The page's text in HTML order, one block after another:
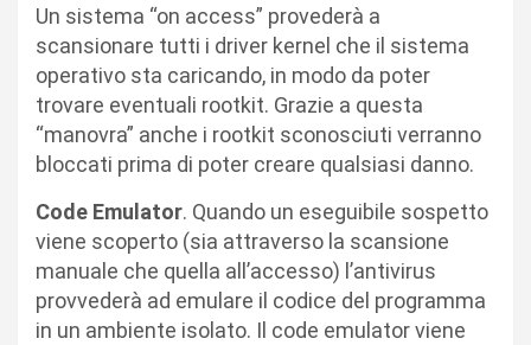
Un sistema “on access” provederà a
scansionare tutti i driver kernel che il sistema
operativo sta caricando, in modo da poter
trovare eventuali rootkit. Grazie a questa
“manovra” anche i rootkit sconosciuti verranno
bloccati prima di poter creare qualsiasi danno.
Code Emulator. Quando un eseguibile sospetto
viene scoperto (sia attraverso la scansione
manuale che quella all’accesso) l’antivirus
provvederà ad emulare il codice del programma
in un ambiente isolato. Il code emulator viene